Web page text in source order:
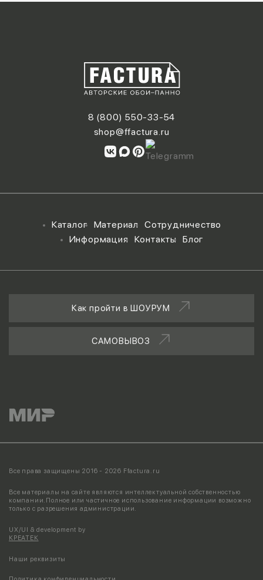
Каталог Материал Сотрудничество
Информация Контакты Блог
8 (800) 550-33-54
shop@ffactura.ru
Как пройти в ШОУРУМ
САМОВЫВОЗ
Все права защищены 2016 - 2026 Ffactura.ru
Все материалы на сайте являются интеллектуальной собственностью
компании. Полное или частичное использование информации возможно
только с разрешения администрации.
UX/UI & development by
КРЕАТЕК
Наши реквизиты